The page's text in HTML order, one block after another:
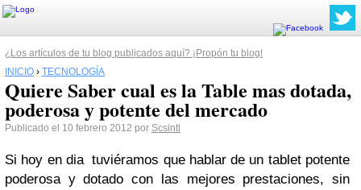
¿Los artículos de tu blog publicados aquí? ¡Propón tu blog!
INICIO › TECNOLOGÍA
Quiere Saber cual es la Table mas dotada,
poderosa y potente del mercado
Publicado el 10 febrero 2012 por Scsintl
Si hoy en dia tuviéramos que hablar de un tablet potente
poderosa y dotado con las mejores prestaciones, sin